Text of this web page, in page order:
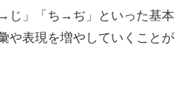
じ」「ち→ぢ」といった基本
や表現を増やしていくことが